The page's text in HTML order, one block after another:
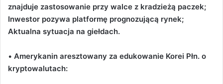
znajduje zastosowanie przy walce z kradzieżą paczek;
Inwestor pozywa platformę prognozującą rynek;
Aktualna sytuacja na giełdach.
• Amerykanin aresztowany za edukowanie Korei Płn. o
kryptowalutach: